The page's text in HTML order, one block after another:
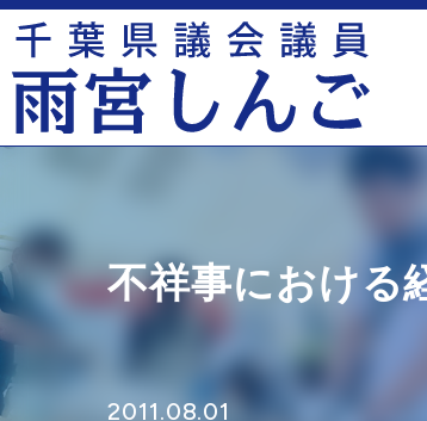
不祥事における
2011.08.01